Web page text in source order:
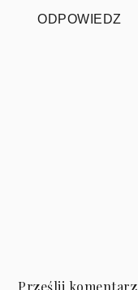
ODPOWIEDZ
Prześlij komentarz